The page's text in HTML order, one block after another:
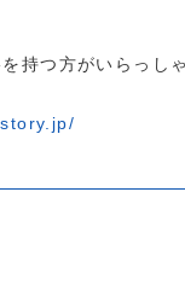
持つ方がいらっし